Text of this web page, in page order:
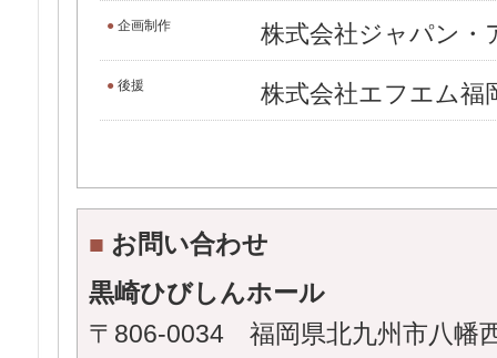
● 企画制作 株式会社ジャパン・
● 後援 株式会社エフエム福
■ お問い合わせ
黒崎ひびしんホール
〒806-0034 福岡県北九州市八幡